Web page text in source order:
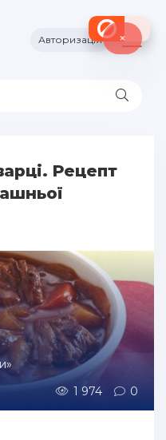
Авторизація
Рецепт
1 974 0
×